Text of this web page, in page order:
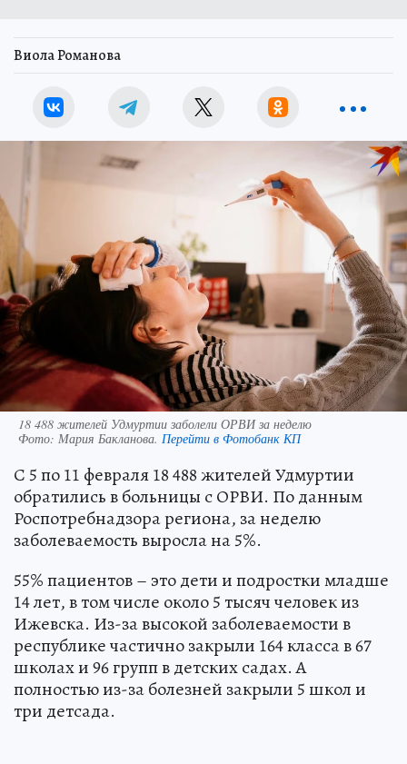
Виола Романова
18 488 жителей Удмуртии заболели ОРВИ за неделю
Фото: Мария Бакланова. Перейти в Фотобанк КП
С 5 по 11 февраля 18 488 жителей Удмуртии
обратились в больницы с ОРВИ. По данным
Роспотребнадзора региона, за неделю
заболеваемость выросла на 5%.
55% пациентов – это дети и подростки младше
14 лет, в том числе около 5 тысяч человек из
Ижевска. Из-за высокой заболеваемости в
республике частично закрыли 164 класса в 67
школах и 96 групп в детских садах. А
полностью из-за болезней закрыли 5 школ и
три детсада.